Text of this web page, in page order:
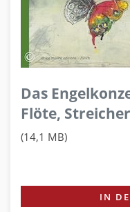
Das
Flöte,
(14,1 MB)
IN